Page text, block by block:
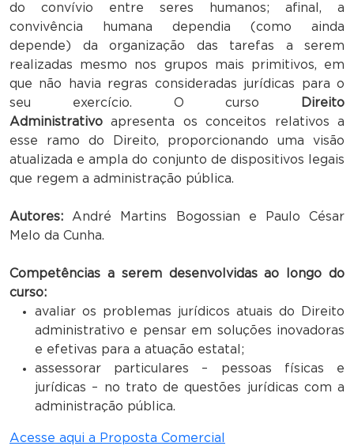
do convívio entre seres humanos; afinal, a
convivência humana dependia (como ainda
depende) da organização das tarefas a serem
realizadas mesmo nos grupos mais primitivos, em
que não havia regras consideradas jurídicas para o
seu exercício. O curso
Direito
Administrativoapresenta os conceitos relativos a
esse ramo do Direito, proporcionando uma visão
atualizada e ampla do conjunto de dispositivos legais
que regem a administração pública.
Autores: André Martins Bogossian e Paulo César
Melo da Cunha.
Competências a serem desenvolvidas ao longo do
curso:
avaliar os problemas jurídicos atuais do Direito
administrativo e pensar em soluções inovadoras
e efetivas para a atuação estatal;
assessorar particulares – pessoas físicas e
jurídicas – no trato de questões jurídicas com a
administração pública.
Acesse aqui a Proposta Comercial